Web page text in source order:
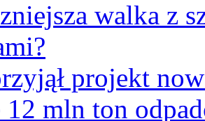
walka z
projekt
12 mln ton